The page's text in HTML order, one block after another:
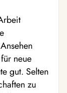
neue
gut. Selten
zu